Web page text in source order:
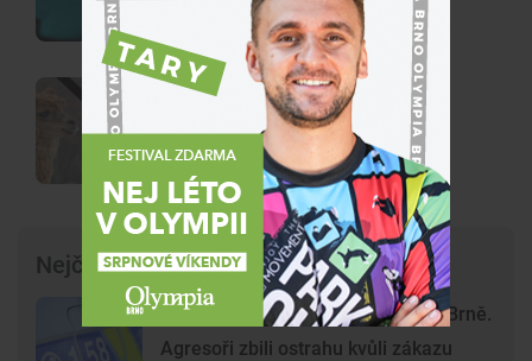
Rázná Laura i pamětnice Lili. V
lamacentru na Hádech se loučí se
dvěma zvířaty
Nejčtenější články
Krvavý útok na hlavním nádraží v Brně.
Agresoři zbili ostrahu kvůli zákazu